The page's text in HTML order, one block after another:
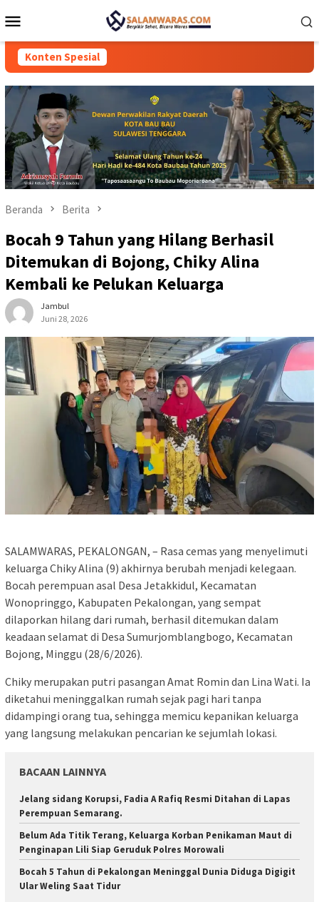
ke
Mobile
Konten Spesial
Beranda Berita
Bocah 9 Tahun yang Hilang Berhasil
Ditemukan di Bojong, Chiky Alina
Kembali ke Pelukan Keluarga
Jambul
Juni 28, 2026
SALAMWARAS, PEKALONGAN, – Rasa cemas yang menyelimuti
keluarga Chiky Alina (9) akhirnya berubah menjadi kelegaan.
Bocah perempuan asal Desa Jetakkidul, Kecamatan
Wonopringgo, Kabupaten Pekalongan, yang sempat
dilaporkan hilang dari rumah, berhasil ditemukan dalam
keadaan selamat di Desa Sumurjomblangbogo, Kecamatan
Bojong, Minggu (28/6/2026).
Chiky merupakan putri pasangan Amat Romin dan Lina Wati. Ia
diketahui meninggalkan rumah sejak pagi hari tanpa
didampingi orang tua, sehingga memicu kepanikan keluarga
yang langsung melakukan pencarian ke sejumlah lokasi.
BACAAN LAINNYA
Jelang sidang Korupsi, Fadia A Rafiq Resmi Ditahan di Lapas
Perempuan Semarang.
Belum Ada Titik Terang, Keluarga Korban Penikaman Maut di
Penginapan Lili Siap Geruduk Polres Morowali
Bocah 5 Tahun di Pekalongan Meninggal Dunia Diduga Digigit
Ular Weling Saat Tidur